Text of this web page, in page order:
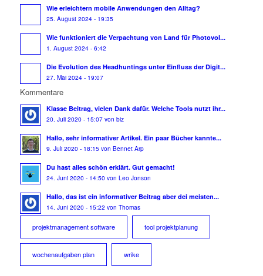
Wie erleichtern mobile Anwendungen den Alltag?
25. August 2024 - 19:35
Wie funktioniert die Verpachtung von Land für Photovol...
1. August 2024 - 6:42
Die Evolution des Headhuntings unter Einfluss der Digit...
27. Mai 2024 - 19:07
Kommentare
Klasse Beitrag, vielen Dank dafür. Welche Tools nutzt ihr...
20. Juli 2020 - 15:07 von biz
Hallo, sehr informativer Artikel. Ein paar Bücher kannte...
9. Juli 2020 - 18:15 von Bennet Arp
Du hast alles schön erklärt. Gut gemacht!
24. Juni 2020 - 14:50 von Leo Jonson
Hallo, das ist ein informativer Beitrag aber dei meisten...
14. Juni 2020 - 15:22 von Thomas
projektmanagement software tool projektplanung
wochenaufgaben plan wrike